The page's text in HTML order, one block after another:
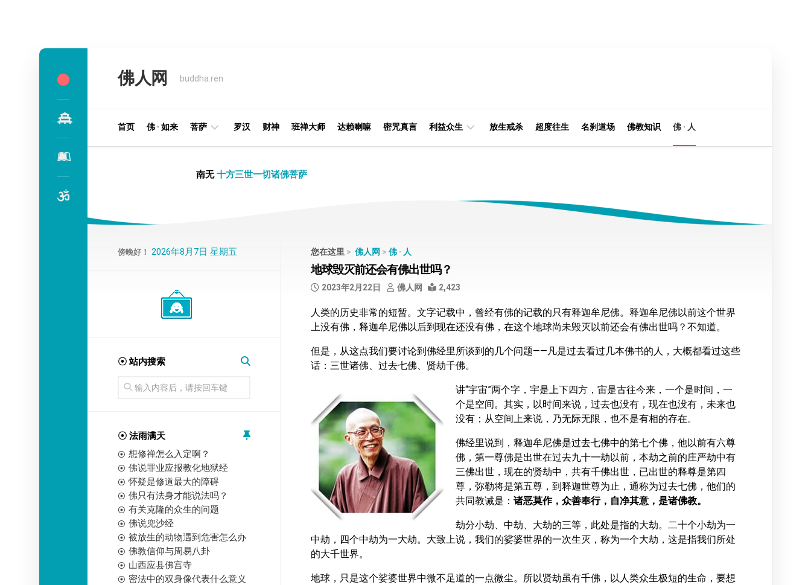
佛人网 buddha.ren
首页 佛 · 如来 菩萨
王
罗汉 财神 班禅大师 达赖喇嘛 密咒真言 利益众生
阿
若
部
华
涅
槃
大
集
部
经
部
放生戒杀 超度往生 名刹道场 佛教知识 佛 · 人
南无十方三世一切诸佛菩萨
您在这里 > 佛人网 > 佛 · 人
地球毁灭前还会有佛出世吗？
2023年2月22日 佛人网 2,423
人类的历史非常的短暂。文字记载中，曾经有佛的记载的只有释迦牟尼佛。释迦牟尼佛以前这个世界
上没有佛，释迦牟尼佛以后到现在还没有佛，在这个地球尚未毁灭以前还会有佛出世吗？不知道。
但是，从这点我们要讨论到佛经里所谈到的几个问题——凡是过去看过几本佛书的人，大概都看过这些
话：三世诸佛、过去七佛、贤劫千佛。
讲“宇宙”两个字，宇是上下四方，宙是古往今来，一个是时间，一
个是空间。其实，以时间来说，过去也没有，现在也没有，未来也
没有；从空间上来说，乃无际无限，也不是有相的存在。
佛经里说到，释迦牟尼佛是过去七佛中的第七个佛，他以前有六尊
佛，第一尊佛是出世在过去九十一劫以前，本劫之前的庄严劫中有
三佛出世，现在的贤劫中，共有千佛出世，已出世的释尊是第四
尊，弥勒将是第五尊，到释迦世尊为止，通称为过去七佛，他们的
共同教诫是： 诸恶莫作，众善奉行，自净其意，是诸佛教。
劫分小劫、中劫、大劫的三等，此处是指的大劫。二十个小劫为一
中劫，四个中劫为一大劫。大致上说，我们的娑婆世界的一次生灭，称为一个大劫，这是指我们所处
的大千世界。
地球，只是这个娑婆世界中微不足道的一点微尘。所以贤劫虽有千佛，以人类众生极短的生命，要想
傍晚好！ 2026年8月7日 星期五
☉ 站内搜索
☉ 法雨满天
想修禅怎么入定啊？
佛说罪业应报教化地狱经
怀疑是修道最大的障碍
佛只有法身才能说法吗？
有关克隆的众生的问题
佛说兜沙经
被放生的动物遇到危害怎么办
佛教信仰与周易八卦
山西应县佛宫寺
密法中的双身像代表什么意义